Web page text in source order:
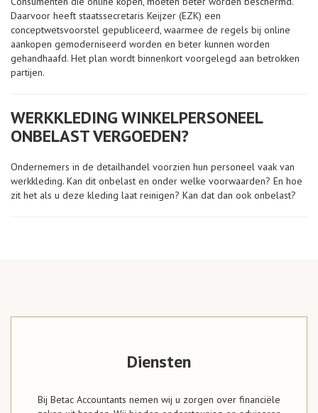
Daarvoor heeft staatssecretaris Keijzer (EZK) een
conceptwetsvoorstel gepubliceerd, waarmee de regels bij online
aankopen gemoderniseerd worden en beter kunnen worden
gehandhaafd. Het plan wordt binnenkort voorgelegd aan betrokken
partijen.
WERKKLEDING WINKELPERSONEEL
ONBELAST VERGOEDEN?
Ondernemers in de detailhandel voorzien hun personeel vaak van
werkkleding. Kan dit onbelast en onder welke voorwaarden? En hoe
zit het als u deze kleding laat reinigen? Kan dat dan ook onbelast?
Diensten
Bij Betac Accountants nemen wij u zorgen over financiële